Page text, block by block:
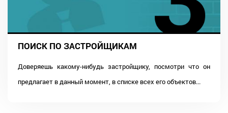
ПОИСК ПО ЗАСТРОЙЩИКАМ
Доверяешь какому-нибудь застройщику, посмотри что он
предлагает в данный момент, в списке всех его объектов...